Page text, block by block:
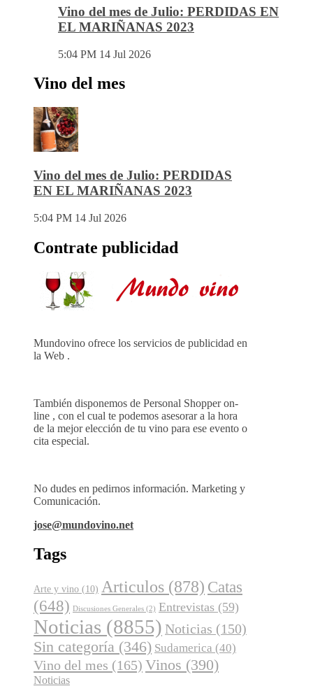
Vino del mes de Julio: PERDIDAS EN
EL MARIÑANAS 2023
5:04 PM 14 Jul 2026
Vino del mes
Vino del mes de Julio: PERDIDAS
EN EL MARIÑANAS 2023
5:04 PM 14 Jul 2026
Contrate publicidad
Mundovino ofrece los servicios de publicidad en
la Web .
También disponemos de Personal Shopper on-
line , con el cual te podemos asesorar a la hora
de la mejor elección de tu vino para ese evento o
cita especial.
No dudes en pedirnos información. Marketing y
Comunicación.
jose@mundovino.net
Tags
Arte y vino (10) Articulos (878) Catas
(648) Discusiones Generales (2) Entrevistas (59)
Noticias (8855) Noticias (150)
Sin categoría (346) Sudamerica (40)
Vino del mes (165) Vinos (390)
Noticias